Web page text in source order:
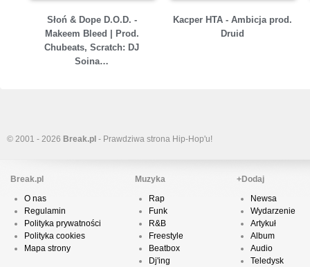
Słoń & Dope D.O.D. -
Makeem Bleed | Prod.
Chubeats, Scratch: DJ
Soina…
Kacper HTA - Ambicja prod.
Druid
© 2001 - 2026 Break.pl - Prawdziwa strona Hip-Hop'u!
Break.pl
O nas
Regulamin
Polityka prywatności
Polityka cookies
Mapa strony
Muzyka
Rap
Funk
R&B
Freestyle
Beatbox
Dj'ing
+Dodaj
Newsa
Wydarzenie
Artykuł
Album
Audio
Teledysk